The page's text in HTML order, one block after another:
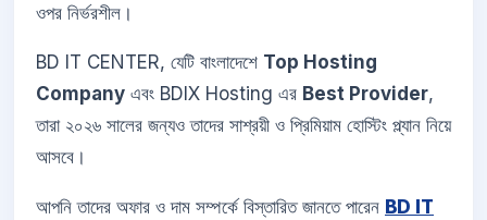
ওপর নির্ভরশীল।
BD IT CENTER, যেটি বাংলাদেশে Top Hosting
Company এবং BDIX Hosting এর Best Provider,
তারা ২০২৬ সালের জন্যও তাদের সাশ্রয়ী ও প্রিমিয়াম হোস্টিং প্ল্যান নিয়ে
আসবে।
আপনি তাদের অফার ও দাম সম্পর্কে বিস্তারিত জানতে পারেন BD IT